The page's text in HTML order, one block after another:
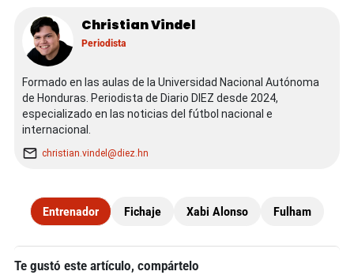
Christian Vindel
Periodista
Formado en las aulas de la Universidad Nacional Autónoma
de Honduras. Periodista de Diario DIEZ desde 2024,
especializado en las noticias del fútbol nacional e
internacional.
christian.vindel@diez.hn
Entrenador Fichaje Xabi Alonso Fulham
Te gustó este artículo, compártelo